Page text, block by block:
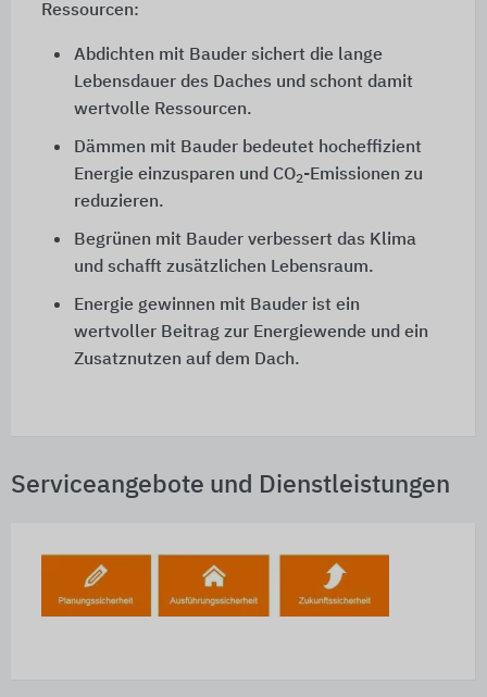
Ressourcen:
Abdichten mit Bauder sichert die lange
Lebensdauer des Daches und schont damit
wertvolle Ressourcen.
Dämmen mit Bauder bedeutet hocheffizient
Energie einzusparen und CO2-Emissionen zu
reduzieren.
Begrünen mit Bauder verbessert das Klima
und schafft zusätzlichen Lebensraum.
Energie gewinnen mit Bauder ist ein
wertvoller Beitrag zur Energiewende und ein
Zusatznutzen auf dem Dach.
Serviceangebote und Dienstleistungen